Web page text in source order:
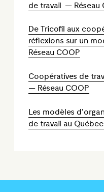
de travail — Réseau
De Tricofil aux
réflexions sur un
Réseau COOP
Coopératives de
— Réseau COOP
Les modèles
de travail au